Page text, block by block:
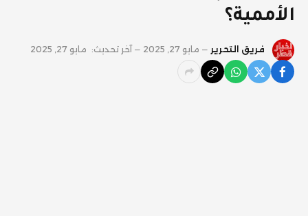
الأممية؟
فريق التحرير مايو 27, 2025 آخر تحديث: مايو 27, 2025